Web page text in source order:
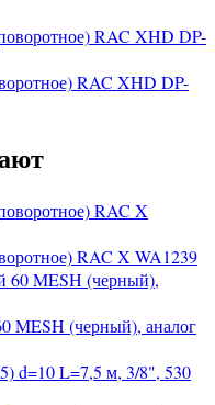
RAC XHD DP-
RAC X WA1239
MESH (черный), аналог